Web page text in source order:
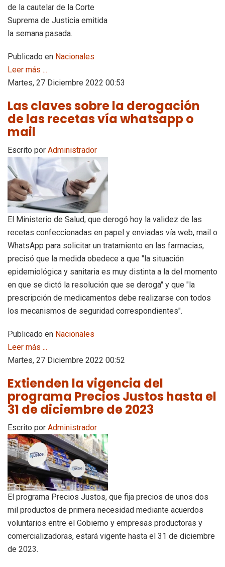
de la cautelar de la Corte
Suprema de Justicia emitida
la semana pasada.
Publicado en Nacionales
Leer más ...
Martes, 27 Diciembre 2022 00:53
Las claves sobre la derogación
de las recetas vía whatsapp o
mail
Escrito por Administrador
El Ministerio de Salud, que derogó hoy la validez de las
recetas confeccionadas en papel y enviadas vía web, mail o
WhatsApp para solicitar un tratamiento en las farmacias,
precisó que la medida obedece a que "la situación
epidemiológica y sanitaria es muy distinta a la del momento
en que se dictó la resolución que se deroga" y que "la
prescripción de medicamentos debe realizarse con todos
los mecanismos de seguridad correspondientes".
Publicado en Nacionales
Leer más ...
Martes, 27 Diciembre 2022 00:52
Extienden la vigencia del
programa Precios Justos hasta el
31 de diciembre de 2023
Escrito por Administrador
El programa Precios Justos, que fija precios de unos dos
mil productos de primera necesidad mediante acuerdos
voluntarios entre el Gobierno y empresas productoras y
comercializadoras, estará vigente hasta el 31 de diciembre
de 2023.